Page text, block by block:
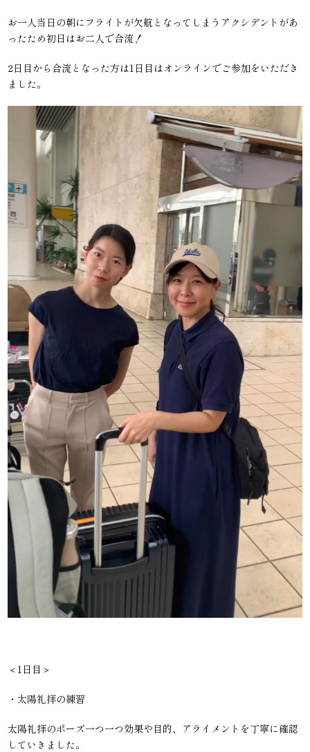
お一人当日の朝にフライトが欠航となってしまうアクシデントがあ
ったため初日はお二人で合流！
2日目から合流となった方は1日目はオンラインでご参加をいただき
ました。
＜1日目＞
・太陽礼拝の練習
太陽礼拝のポーズ一つ一つ効果や目的、アライメントを丁寧に確認
していきました。